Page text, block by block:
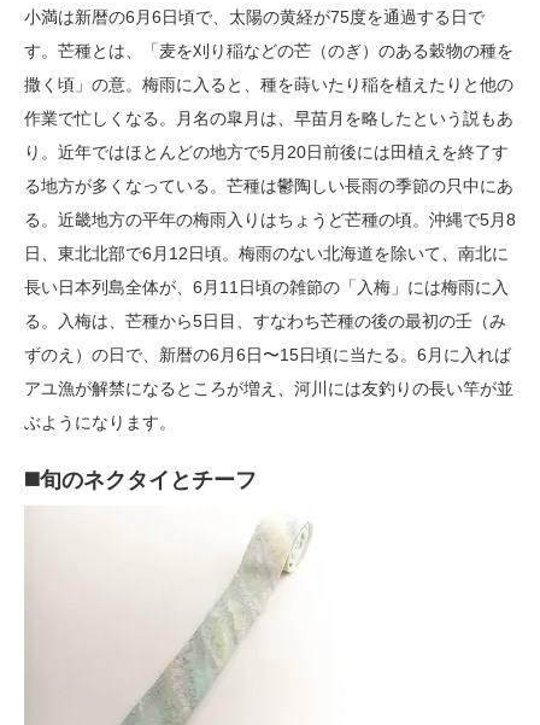
小満は新暦の6月6日頃で、太陽の黄経が75度を通過する日で
す。芒種とは、「麦を刈り稲などの芒（のぎ）のある穀物の種を
撒く頃」の意。梅雨に入ると、種を蒔いたり稲を植えたりと他の
作業で忙しくなる。月名の皐月は、早苗月を略したという説もあ
り。近年ではほとんどの地方で5月20日前後には田植えを終了す
る地方が多くなっている。芒種は鬱陶しい長雨の季節の只中にあ
る。近畿地方の平年の梅雨入りはちょうど芒種の頃。沖縄で5月8
日、東北北部で6月12日頃。梅雨のない北海道を除いて、南北に
長い日本列島全体が、6月11日頃の雑節の「入梅」には梅雨に入
る。入梅は、芒種から5日目、すなわち芒種の後の最初の壬（み
ずのえ）の日で、新暦の6月6日〜15日頃に当たる。6月に入れば
アユ漁が解禁になるところが増え、河川には友釣りの長い竿が並
ぶようになります。
◼️旬のネクタイとチーフ